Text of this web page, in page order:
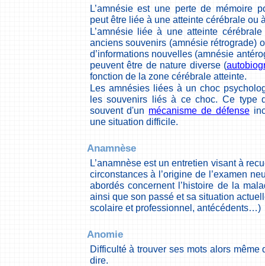
L’amnésie est une perte de mémoire
peut être liée à une atteinte cérébrale ou
L’amnésie liée à une atteinte
anciens souvenirs (amnésie rétrograde)
d’informations nouvelles (amnésie
peuvent être de nature diverse (
fonction de la zone cérébrale atteinte.
Les amnésies liées à un choc
les souvenirs liés à ce choc. Ce type
souvent d'un mécanisme de défense
une situation difficile.
Anamnèse
L’anamnèse est un entretien visant à
circonstances à l’origine de l’examen
abordés concernent l’histoire de la
ainsi que son passé et sa situation
scolaire et professionnel, antécédents…)
Anomie
Difficulté à trouver ses mots alors même
dire.